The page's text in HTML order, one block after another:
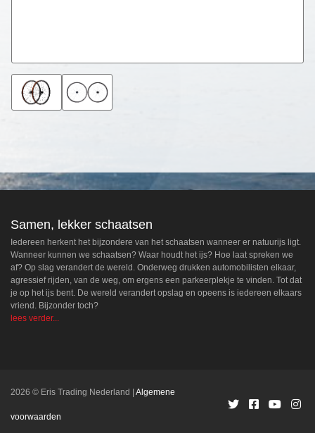
Samen, lekker schaatsen
Iedereen herkent het bijzondere van het schaatsen wanneer er natuurijs ligt.
Wanneer kunnen we schaatsen? Waar houdt het ijs? Hoe laat spreken we
af? Op slag verandert de wereld. Onderweg drukken automobilisten elkaar,
agressief rijden, van de weg, om ergens een parkeerplekje te vinden. Tot dat
je op het ijs bent. De wereld verandert opslag en opeens is iedereen elkaars
vriend. Bijzonder toch?
lees verder...
2026 © Eris Trading Nederland Algemene
voorwaarden